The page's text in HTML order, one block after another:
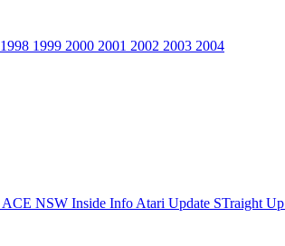
1998 1999 2000 2001 2002 2003 2004
ACE NSW Inside Info Atari Update STraight Up